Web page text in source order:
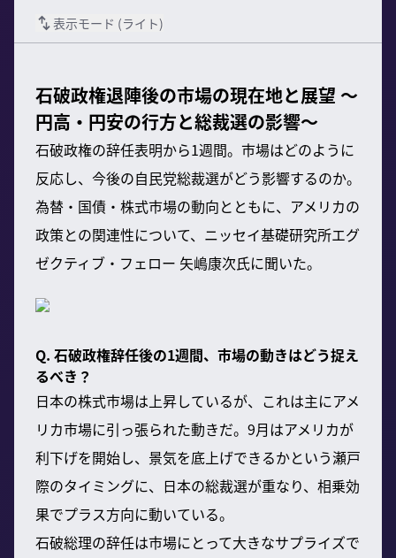
表示モード (ライト)
石破政権退陣後の市場の現在地と展望 〜
円高・円安の行方と総裁選の影響〜
石破政権の辞任表明から1週間。市場はどのように
反応し、今後の自民党総裁選がどう影響するのか。
為替・国債・株式市場の動向とともに、アメリカの
政策との関連性について、ニッセイ基礎研究所エグ
ゼクティブ・フェロー 矢嶋康次氏に聞いた。
Q. 石破政権辞任後の1週間、市場の動きはどう捉え
るべき？
日本の株式市場は上昇しているが、これは主にアメ
リカ市場に引っ張られた動きだ。9月はアメリカが
利下げを開始し、景気を底上げできるかという瀬戸
際のタイミングに、日本の総裁選が重なり、相乗効
果でプラス方向に動いている。
石破総理の辞任は市場にとって大きなサプライズで